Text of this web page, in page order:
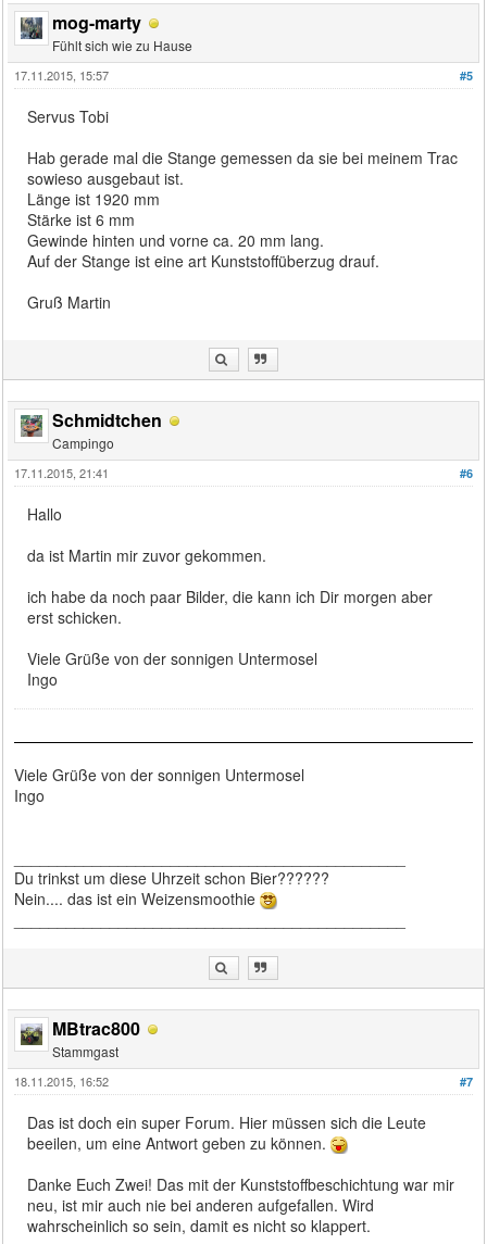
mog-marty
Fühlt sich wie zu Hause
#5
17.11.2015, 15:57
Servus Tobi
Hab gerade mal die Stange gemessen da sie bei meinem Trac
sowieso ausgebaut ist.
Länge ist 1920 mm
Stärke ist 6 mm
Gewinde hinten und vorne ca. 20 mm lang.
Auf der Stange ist eine art Kunststoffüberzug drauf.
Gruß Martin
Schmidtchen
Campingo
#6
17.11.2015, 21:41
Hallo
da ist Martin mir zuvor gekommen.
ich habe da noch paar Bilder, die kann ich Dir morgen aber
erst schicken.
Viele Grüße von der sonnigen Untermosel
Ingo
Viele Grüße von der sonnigen Untermosel
Ingo
Du trinkst um diese Uhrzeit schon Bier??????
Nein.... das ist ein Weizensmoothie
MBtrac800
Stammgast
#7
18.11.2015, 16:52
Das ist doch ein super Forum. Hier müssen sich die Leute
beeilen, um eine Antwort geben zu können.
Danke Euch Zwei! Das mit der Kunststoffbeschichtung war mir
neu, ist mir auch nie bei anderen aufgefallen. Wird
wahrscheinlich so sein, damit es nicht so klappert.